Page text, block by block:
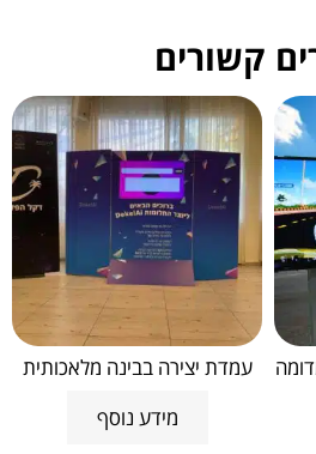
קשורים
עמדת יצירה בבינה מלאכותית
מידע נוסף